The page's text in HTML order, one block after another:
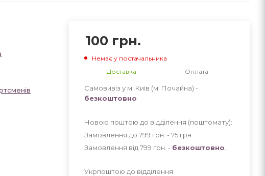
100 грн.
Немає у постачальника
Доставка
Оплата
Самовивіз у м. Київ (м. Почайна) -
безкоштовно
Новою поштою до відділення (поштомату):
Замовлення до 799 грн. - 75 грн
Замовлення від 799 грн. - безкоштовно
Укрпоштою до відділення: